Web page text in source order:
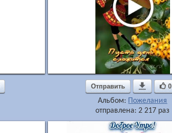
Отправить  0
Альбом:
Пожелания
отправлена: 2 217 раз